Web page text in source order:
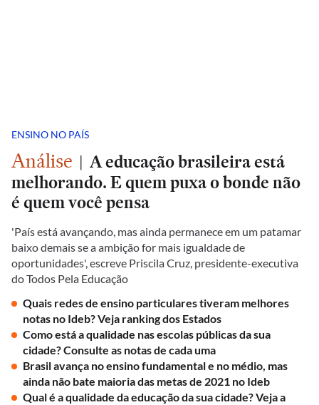
ENSINO NO PAÍS
Análise | A educação brasileira está
melhorando. E quem puxa o bonde não
é quem você pensa
'País está avançando, mas ainda permanece em um patamar
baixo demais se a ambição for mais igualdade de
oportunidades', escreve Priscila Cruz, presidente-executiva
do Todos Pela Educação
Quais redes de ensino particulares tiveram melhores
notas no Ideb? Veja ranking dos Estados
Como está a qualidade nas escolas públicas da sua
cidade? Consulte as notas de cada uma
Brasil avança no ensino fundamental e no médio, mas
ainda não bate maioria das metas de 2021 no Ideb
Qual é a qualidade da educação da sua cidade? Veja a